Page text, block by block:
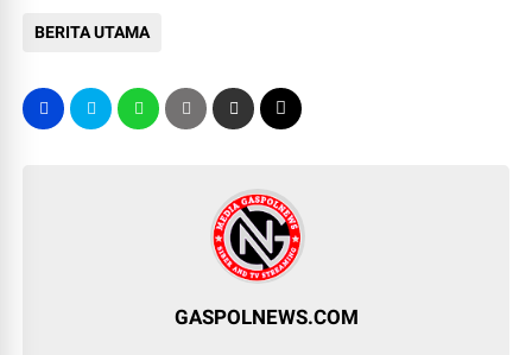
BERITA UTAMA
GASPOLNEWS.COM